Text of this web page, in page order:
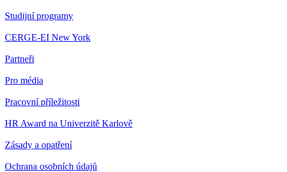
Studijní programy
CERGE-EI New York
Partneři
Pro média
Pracovní příležitosti
HR Award na Univerzitě Karlově
Zásady a opatření
Ochrana osobních údajů